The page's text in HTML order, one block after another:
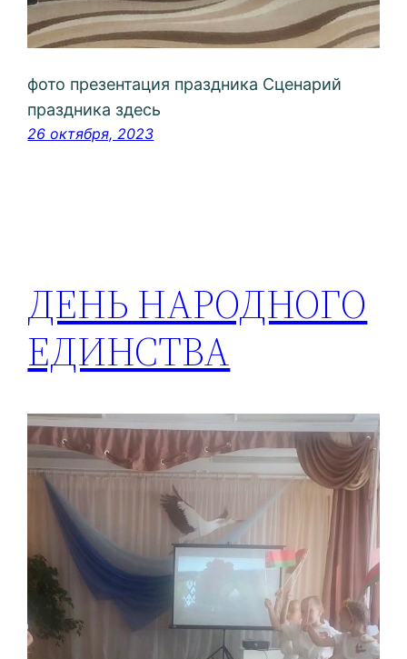
фото презентация праздника Сценарий
праздника здесь
26 октября, 2023
ДЕНЬ НАРОДНОГО
ЕДИНСТВА